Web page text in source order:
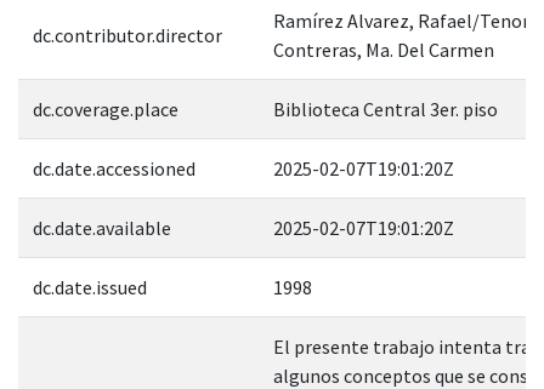
dc.contributor.director
Ramírez Alvarez, Rafael/Tenorio
Contreras, Ma. Del Carmen
dc.coverage.place Biblioteca Central 3er. piso
dc.date.accessioned 2025-02-07T19:01:20Z
dc.date.available 2025-02-07T19:01:20Z
dc.date.issued 1998
El presente trabajo intenta
algunos conceptos que se